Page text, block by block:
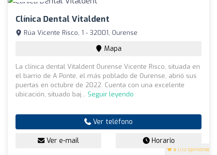
Clínica Dental Vitaldent
5 (113 opiniones)
Rúa Vicente Risco, 1 - 32001, Ourense
Mapa
La clínica dental Vitaldent Ourense Vicente Risco, situada en
el barrio de A Ponte, el más poblado de Ourense, abrió sus
puertas en octubre de 2022. Cuenta con una excelente
ubicación, situado baj... Seguir leyendo
Ver teléfono
Ver e-mail Horario